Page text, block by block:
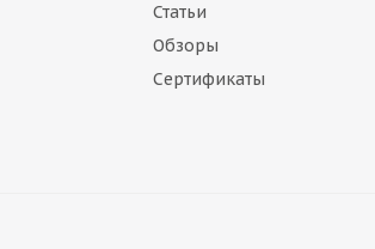
Статьи
Обзоры
Сертификаты